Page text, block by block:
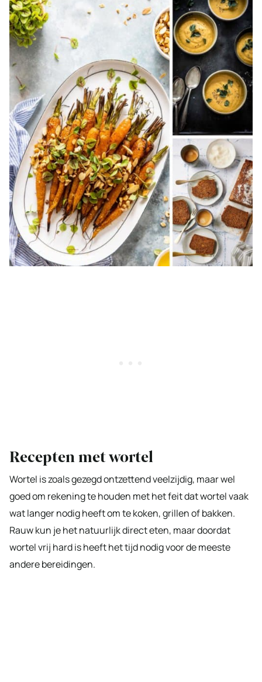
Recepten met wortel
Wortel is zoals gezegd ontzettend veelzijdig, maar wel
goed om rekening te houden met het feit dat wortel vaak
wat langer nodig heeft om te koken, grillen of bakken.
Rauw kun je het natuurlijk direct eten, maar doordat
wortel vrij hard is heeft het tijd nodig voor de meeste
andere bereidingen.